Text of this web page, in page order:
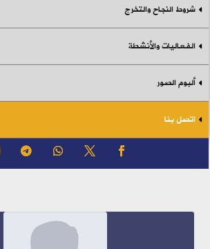
شروط النجاح والتخرج
الفعاليات والأنشطة
ألبوم الصور
اتصل بنا